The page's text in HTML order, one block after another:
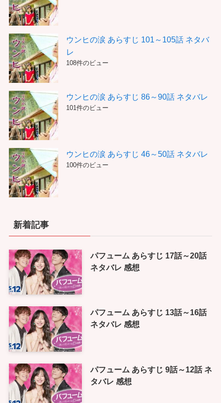
ウンヒの涙 あらすじ 101～105話 ネタバ
レ
108件のビュー
ウンヒの涙 あらすじ 86～90話 ネタバレ
101件のビュー
ウンヒの涙 あらすじ 46～50話 ネタバレ
100件のビュー
新着記事
パフューム あらすじ 17話～20話
ネタバレ 感想
パフューム あらすじ 13話～16話
ネタバレ 感想
パフューム あらすじ 9話～12話 ネ
タバレ 感想